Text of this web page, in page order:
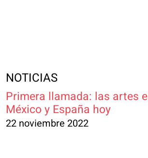
NOTICIAS
Primera llamada: las artes
México y España hoy
22 noviembre 2022